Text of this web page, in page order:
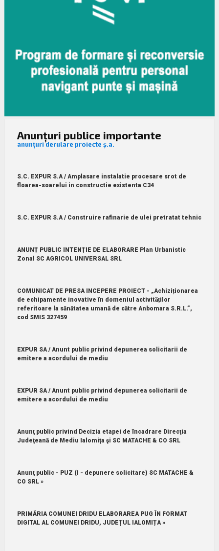
Anunțuri publice importante
anunțuri derulare proiecte ș.a.
S.C. EXPUR S.A / Amplasare instalatie procesare srot de
floarea-soarelui in constructie existenta C34
S.C. EXPUR S.A / Construire rafinarie de ulei pretratat tehnic
ANUNȚ PUBLIC INTENȚIE DE ELABORARE Plan Urbanistic
Zonal SC AGRICOL UNIVERSAL SRL
COMUNICAT DE PRESA INCEPERE PROIECT - „Achiziționarea
de echipamente inovative în domeniul activităților
referitoare la sănătatea umană de către Anbomara S.R.L.”,
cod SMIS 327459
EXPUR SA / Anunt public privind depunerea solicitarii de
emitere a acordului de mediu
EXPUR SA / Anunt public privind depunerea solicitarii de
emitere a acordului de mediu
Anunţ public privind Decizia etapei de încadrare Direcţia
Judeţeană de Mediu Ialomiţa şi SC MATACHE & CO SRL
Anunţ public - PUZ (I - depunere solicitare) SC MATACHE &
CO SRL »
PRIMĂRIA COMUNEI DRIDU ELABORAREA PUG ÎN FORMAT
DIGITAL AL COMUNEI DRIDU, JUDEȚUL IALOMIȚA »